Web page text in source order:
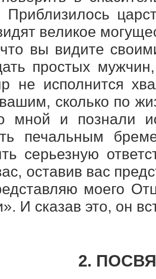
Приблизилось
великое
вы видите
простых
не исполнится
сколько по
мной и познали
печальным
серьезную
оставив вас
моего
И сказав это, он
2.